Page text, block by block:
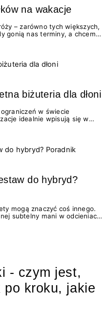
- czym jest,
po kroku, jakie
na wakacje
– zarówno tych większych,
gonią nas terminy, a chcemy
– a dokładniej – z całą serią
biżuteria dla dłoni
w świecie
idealnie wpisują się w
tłumu, przychodzimy do
do hybryd?
mogą znaczyć coś innego.
subtelny mani w odcieniach
nam siłę i pewność siebie!